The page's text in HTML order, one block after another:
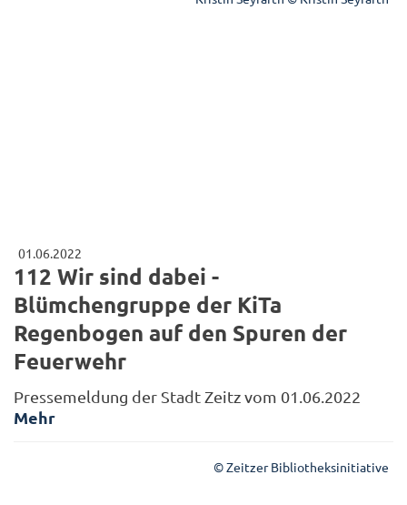
01.06.2022
112 Wir sind dabei -
Blümchengruppe der KiTa
Regenbogen auf den Spuren der
Feuerwehr
Pressemeldung der Stadt Zeitz vom 01.06.2022
Mehr
© Zeitzer Bibliotheksinitiative